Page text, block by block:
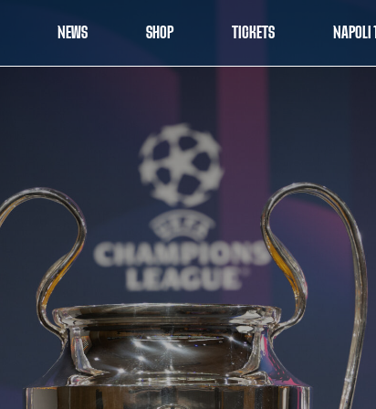
NEWS SHOP TICKETS NAPOLI